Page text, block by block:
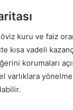
kuru ve faiz
kısa vadeli
korumaları
varlıklara